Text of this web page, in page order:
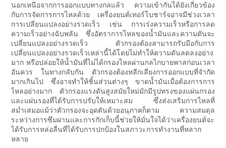
นอกเหนือจากการออกแบบทางกลแล้ว ความเข้ากันได้ยังเกี่ยวข้อง
กับการจัดการการไหลด้วย เครื่องยนต์เทอร์โบชาร์จอาจมีช่วงเวลา
การเปลี่ยนแปลงอย่างรวดเร็ว เช่น การเร่งความเร็วหรือการลด
ความเร็วอย่างฉับพลัน ซึ่งอัตราการไหลของน้ำมันและความดันจะ
เปลี่ยนแปลงอย่างรวดเร็ว ตัวกรองต้องสามารถรับมือกับการ
เปลี่ยนแปลงอย่างรวดเร็วเหล่านี้ได้โดยไม่ทำให้ความดันลดลงอย่าง
มาก หรือปล่อยให้น้ำมันที่ไม่ได้กรองไหลผ่านกลไกบายพาสก่อนเวลา
อันควร ในทางกลับกัน ตัวกรองต้องหลีกเลี่ยงการออกแบบที่จำกัด
มากเกินไป ซึ่งอาจทำให้ชิ้นส่วนต่างๆ ขาดน้ำมันเมื่อต้องการการ
ไหลอย่างมาก ตัวกรองแรงดันสูงสมัยใหม่มักมีรูปทรงของแผ่นกรอง
และแผ่นรองที่ได้รับการปรับให้เหมาะสม ซึ่งส่งเสริมการไหลที่
สม่ำเสมอแม้ว่าตัวกรองจะอุดตันด้วยอนุภาคก็ตาม ความสมดุล
ระหว่างการซึมผ่านและการกักเก็บนี้ช่วยให้มั่นใจได้ว่าเครื่องยนต์จะ
ได้รับการหล่อลื่นที่ได้รับการปกป้องในสภาวะการทำงานที่หลาก
หลาย